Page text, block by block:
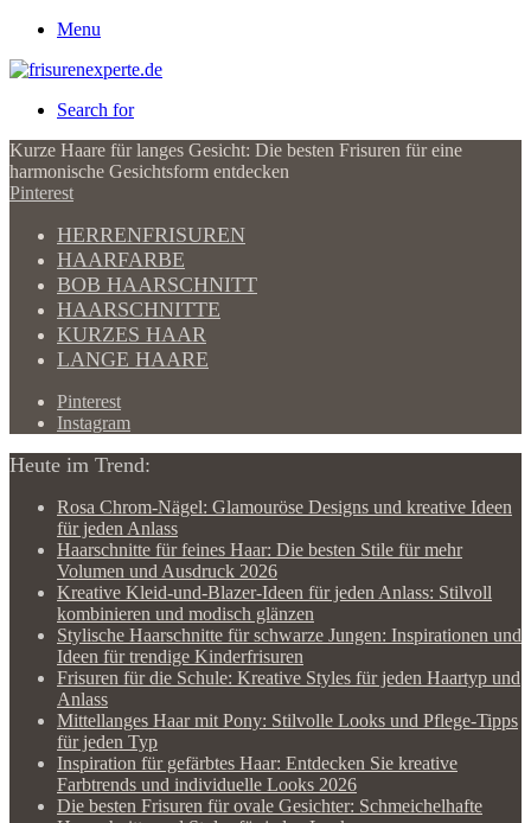
Menu
Search for
Kurze Haare für langes Gesicht: Die besten Frisuren für eine
harmonische Gesichtsform entdecken
Pinterest
HERRENFRISUREN
HAARFARBE
BOB HAARSCHNITT
HAARSCHNITTE
KURZES HAAR
LANGE HAARE
Pinterest
Instagram
Heute im Trend:
Rosa Chrom-Nägel: Glamouröse Designs und kreative Ideen
für jeden Anlass
Haarschnitte für feines Haar: Die besten Stile für mehr
Volumen und Ausdruck 2026
Kreative Kleid-und-Blazer-Ideen für jeden Anlass: Stilvoll
kombinieren und modisch glänzen
Stylische Haarschnitte für schwarze Jungen: Inspirationen und
Ideen für trendige Kinderfrisuren
Frisuren für die Schule: Kreative Styles für jeden Haartyp und
Anlass
Mittellanges Haar mit Pony: Stilvolle Looks und Pflege-Tipps
für jeden Typ
Inspiration für gefärbtes Haar: Entdecken Sie kreative
Farbtrends und individuelle Looks 2026
Die besten Frisuren für ovale Gesichter: Schmeichelhafte